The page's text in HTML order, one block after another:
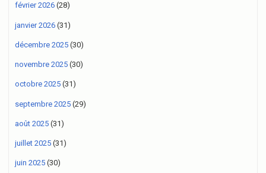
février 2026 (28)
janvier 2026 (31)
décembre 2025 (30)
novembre 2025 (30)
octobre 2025 (31)
septembre 2025 (29)
août 2025 (31)
juillet 2025 (31)
juin 2025 (30)